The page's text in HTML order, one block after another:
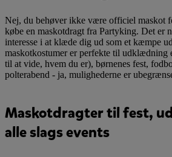
Nej, du behøver ikke være officiel maskot
købe en maskotdragt fra Partyking. Det er
interesse i at klæde dig ud som et kæmpe
maskotkostumer er perfekte til udklædning
til at vide, hvem du er), børnenes fest,
polterabend - ja, mulighederne er
Maskotdragter til fest,
alle slags events